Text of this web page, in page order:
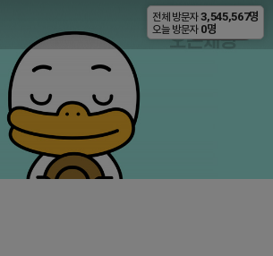
비공개
전체 방문자 3,545,567명
오늘 방문자 0명